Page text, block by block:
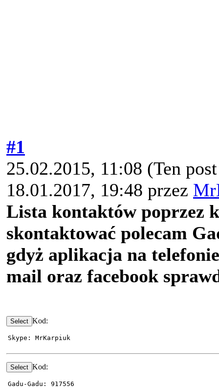
#1
25.02.2015, 11:08 (Ten
18.01.2017, 19:48 przez
Lista kontaktów poprzez
skontaktować polecam
gdyż aplikacja na telefonie
mail oraz facebook
Kod:
Skype: MrKarpiuk
Kod:
Gadu-Gadu: 917556